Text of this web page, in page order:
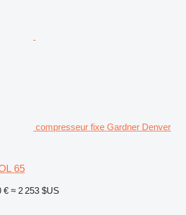
compresseur fixe Gardner Denver
65
€ ≈ 2 253 $US